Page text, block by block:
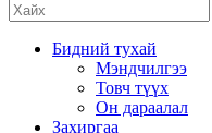
Бидний тухай
Мэндчилгээ
Товч түүх
Он дараалал
Захиргаа